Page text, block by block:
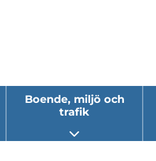
Boende, miljö och
trafik
Öppna undermeny